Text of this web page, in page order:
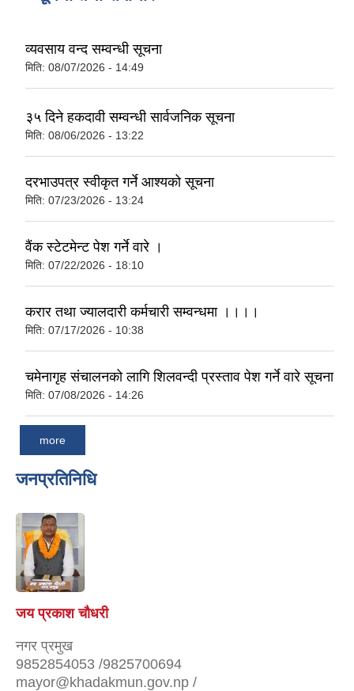
व्यवसाय वन्द सम्वन्धी सूचना
मिति: 08/07/2026 - 14:49
३५ दिने हकदावी सम्वन्धी सार्वजनिक सूचना
मिति: 08/06/2026 - 13:22
दरभाउपत्र स्वीकृत गर्ने आश्यको सूचना
मिति: 07/23/2026 - 13:24
वैंक स्टेटमेन्ट पेश गर्ने वारे ।
मिति: 07/22/2026 - 18:10
करार तथा ज्यालदारी कर्मचारी सम्वन्धमा ।।।।
मिति: 07/17/2026 - 10:38
चमेनागृह संचालनको लागि शिलवन्दी प्रस्ताव पेश गर्ने वारे सूचना
मिति: 07/08/2026 - 14:26
more
जनप्रतिनिधि
जय प्रकाश चौधरी
नगर प्रमुख
9852854053 /9825700694
mayor@khadakmun.gov.np /